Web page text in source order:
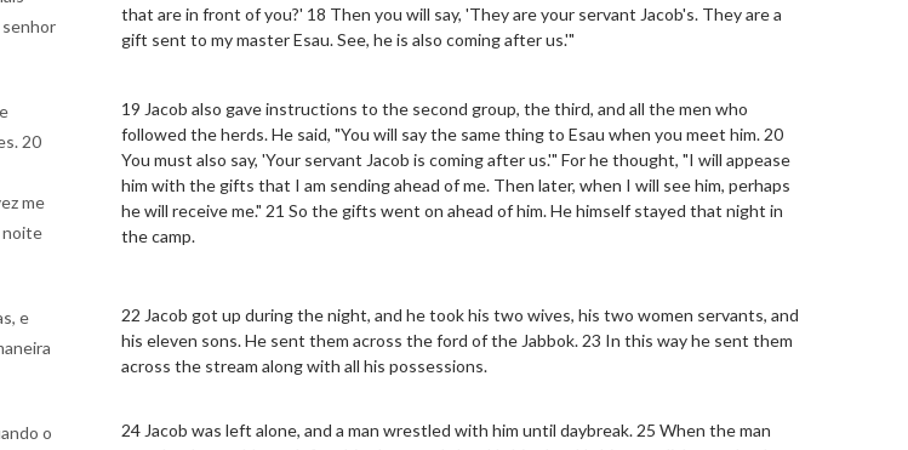
senhor
that are in front of you?' 18 Then you will say, 'They are your servant Jacob's. They are a
gift sent to my master Esau. See, he is also coming after us.'"
20
me
noite
19 Jacob also gave instructions to the second group, the third, and all the men who
followed the herds. He said, "You will say the same thing to Esau when you meet him. 20
You must also say, 'Your servant Jacob is coming after us.'" For he thought, "I will appease
him with the gifts that I am sending ahead of me. Then later, when I will see him, perhaps
he will receive me." 21 So the gifts went on ahead of him. He himself stayed that night in
the camp.
e
22 Jacob got up during the night, and he took his two wives, his two women servants, and
his eleven sons. He sent them across the ford of the Jabbok. 23 In this way he sent them
across the stream along with all his possessions.
o
24 Jacob was left alone, and a man wrestled with him until daybreak. 25 When the man